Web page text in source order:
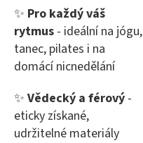
✨ Pro každý váš
rytmus - ideální na jógu,
tanec, pilates i na
domácí nicnedělání
✨ Vědecký a férový -
eticky získané,
udržitelné materiály